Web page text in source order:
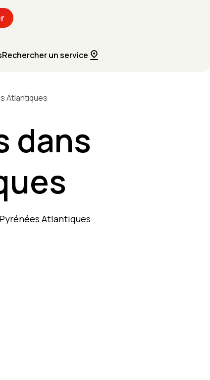
Rechercher un service
Atlantiques
dans
Atlantiques